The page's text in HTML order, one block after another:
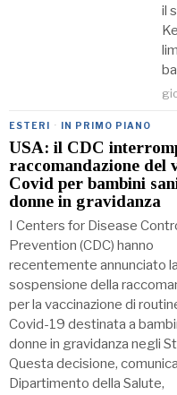
il
ESTERI · IN PRIMO PIANO
USA: il CDC
raccomandazione del
Covid per bambini
donne in gravidanza
I Centers for Disease
Prevention (CDC) hanno
recentemente annunciato la
sospensione della
per la vaccinazione di
Covid-19 destinata a
donne in gravidanza negli
Questa decisione,
Dipartimento della Salute,